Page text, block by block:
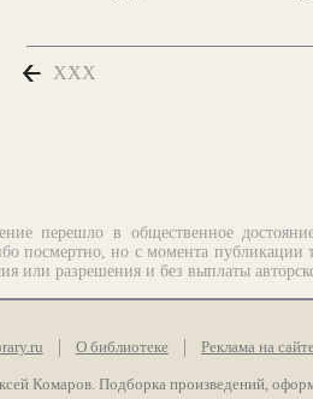
XXX
перешло в общественное
посмертно, но с момента публикации
или разрешения и без выплаты
О библиотеке Реклама на сайте
Комаров. Подборка произведений,